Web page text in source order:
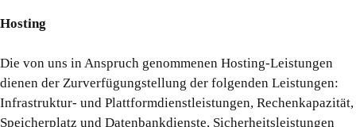
Hosting
Die von uns in Anspruch genommenen Hosting-Leistungen
dienen der Zurverfügungstellung der folgenden Leistungen:
Infrastruktur- und Plattformdienstleistungen, Rechenkapazität,
Speicherplatz und Datenbankdienste, Sicherheitsleistungen